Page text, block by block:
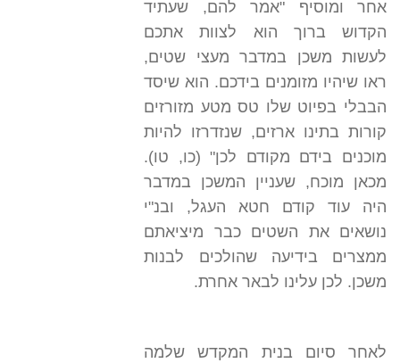
אחר ומוסיף "אמר להם, שעתיד
הקדוש ברוך הוא לצוות אתכם
לעשות משכן במדבר מעצי שטים,
ראו שיהיו מזומנים בידכם. הוא שיסד
הבבלי בפיוט שלו טס מטע מזורזים
קורות בתינו ארזים, שנזדרזו להיות
מוכנים בידם מקודם לכן" (כו, טו).
מכאן מוכח, שעניין המשכן במדבר
היה עוד קודם חטא העגל, ובנ"י
נושאים את השטים כבר מיציאתם
ממצרים בידיעה שהולכים לבנות
משכן. לכן עלינו לבאר אחרת.
לאחר סיום בנית המקדש שלמה